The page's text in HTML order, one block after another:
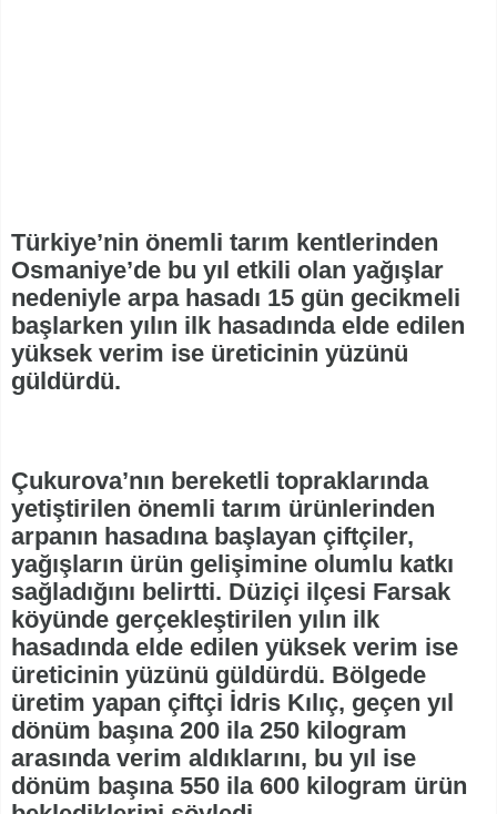
Türkiye’nin önemli tarım kentlerinden
Osmaniye’de bu yıl etkili olan yağışlar
nedeniyle arpa hasadı 15 gün gecikmeli
başlarken yılın ilk hasadında elde edilen
yüksek verim ise üreticinin yüzünü
güldürdü.
Çukurova’nın bereketli topraklarında
yetiştirilen önemli tarım ürünlerinden
arpanın hasadına başlayan çiftçiler,
yağışların ürün gelişimine olumlu katkı
sağladığını belirtti. Düziçi ilçesi Farsak
köyünde gerçekleştirilen yılın ilk
hasadında elde edilen yüksek verim ise
üreticinin yüzünü güldürdü. Bölgede
üretim yapan çiftçi İdris Kılıç, geçen yıl
dönüm başına 200 ila 250 kilogram
arasında verim aldıklarını, bu yıl ise
dönüm başına 550 ila 600 kilogram ürün